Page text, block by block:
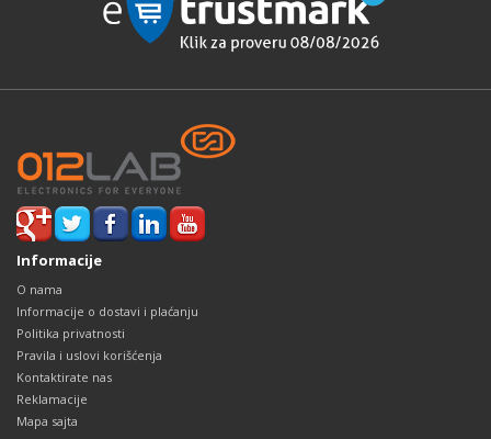
Informacije
O nama
Informacije o dostavi i plaćanju
Politika privatnosti
Pravila i uslovi korišćenja
Kontaktirate nas
Reklamacije
Mapa sajta